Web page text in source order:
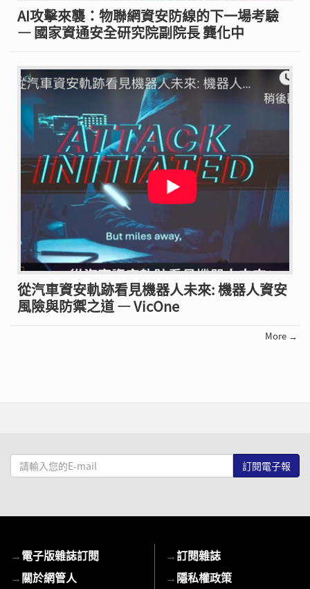
AI攻擊來襲：物聯網資安防線的下一場考驗
— 國家資通安全研究院副院長 龔化中
從汽車資安軌跡看見機器人未來: 機器人資安
風險與防禦之道 — VicOne
More →
請
輸
mail
→電子版雜誌訂閱
→關於網管人
→訂閱雜誌
→隱私權政策